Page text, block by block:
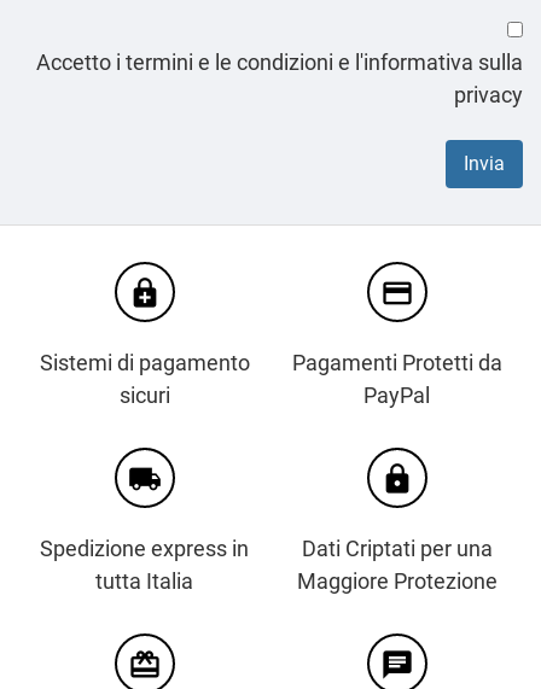
Accetto i termini e le condizioni e l'informativa sulla
privacy
enhanced_encryption
Sistemi di pagamento
sicuri
credit_card
Pagamenti Protetti da
PayPal
local_shipping
Spedizione express in
tutta Italia
https
Dati Criptati per una
Maggiore Protezione
card_giftcard chat